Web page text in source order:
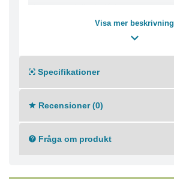
- Egenskaper: utan skrivfältVisa mer beskrivning
Specifikationer
Recensioner (0)
Fråga om produkt